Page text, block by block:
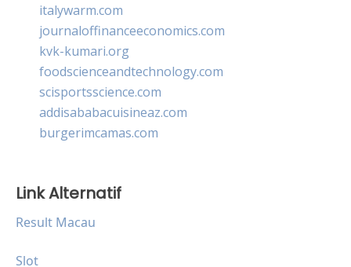
italywarm.com
journaloffinanceeconomics.com
kvk-kumari.org
foodscienceandtechnology.com
scisportsscience.com
addisababacuisineaz.com
burgerimcamas.com
Link Alternatif
Result Macau
Slot